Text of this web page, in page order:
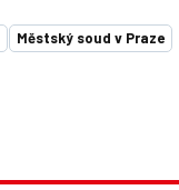
Městský soud v Praze